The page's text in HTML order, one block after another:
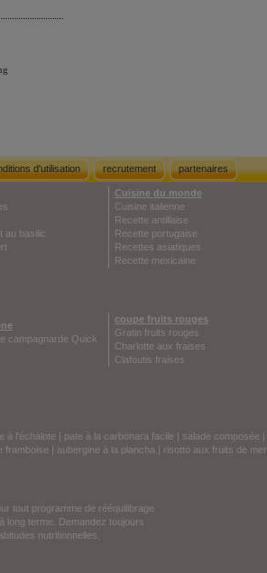
d'utilisation recrutement partenaires
au basilic
Cuisine du monde
Cuisine italienne
Recette antillaise
Recette portugaise
Recettes asiatiques
Recette mexicaine
campagnarde Quick
coupe fruits rouges
Gratin fruits rouges
Charlotte aux fraises
Clafoutis fraises
à l'échalote | pate à la carbonara facile | salade composée |
framboise | aubergine à la plancha | risotto aux fruits de mer
tout programme de rééquilibrage
long terme. Demandez toujours
nutritionnelles.